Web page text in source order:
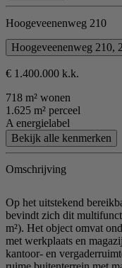
Hoogeveenenweg 210
Hoogeveenenweg 210,
€ 1.400.000 k.k.
718 m² wonen
1.625 m² perceel
A energielabel
Bekijk alle kenmerken
Omschrijving
Op het uitstekend
bevindt zich dit
m²). Het object omvat
met werkplaats en
kantoor- en